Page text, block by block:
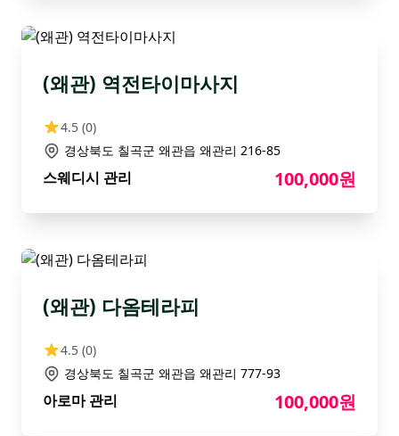
(왜관) 역전타이마사지
4.5 (0)
경상북도 칠곡군 왜관읍 왜관리 216-85
스웨디시 관리 100,000원
(왜관) 다옴테라피
4.5 (0)
경상북도 칠곡군 왜관읍 왜관리 777-93
아로마 관리 100,000원